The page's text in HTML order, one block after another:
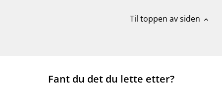
Til toppen av siden expand_less
Fant du det du lette etter?